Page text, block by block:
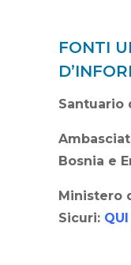
FONTI
Santuario
Bosnia e
Ministero
Sicuri: QUI